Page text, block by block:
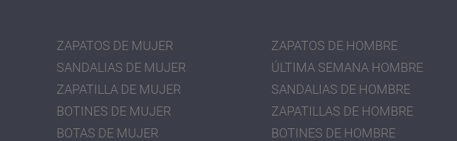
ZAPATOS DE MUJER
SANDALIAS DE MUJER
ZAPATILLA DE MUJER
BOTINES DE MUJER
BOTAS DE MUJER
ZAPATOS DE HOMBRE
ÚLTIMA SEMANA HOMBRE
SANDALIAS DE HOMBRE
ZAPATILLAS DE HOMBRE
BOTINES DE HOMBRE